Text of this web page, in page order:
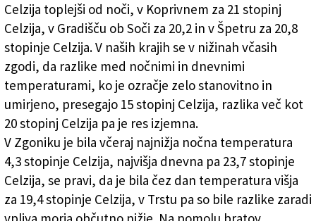
Celzija toplejši od noči, v Koprivnem za 21 stopinj
Celzija, v Gradišču ob Soči za 20,2 in v Špetru za 20,8
stopinje Celzija. V naših krajih se v nižinah včasih
zgodi, da razlike med nočnimi in dnevnimi
temperaturami, ko je ozračje zelo stanovitno in
umirjeno, presegajo 15 stopinj Celzija, razlika več kot
20 stopinj Celzija pa je res izjemna.
V Zgoniku je bila včeraj najnižja nočna temperatura
4,3 stopinje Celzija, najvišja dnevna pa 23,7 stopinje
Celzija, se pravi, da je bila čez dan temperatura višja
za 19,4 stopinje Celzija, v Trstu pa so bile razlike zaradi